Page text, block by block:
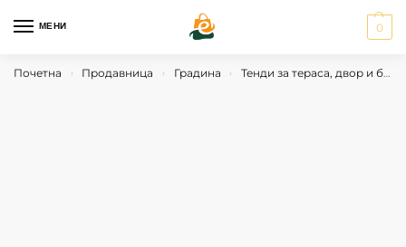
МЕНИ 0
Почетна › Продавница › Градина › Тенди за тераса, двор и балкон